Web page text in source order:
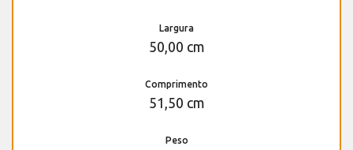
Largura
50,00 cm
Comprimento
51,50 cm
Peso